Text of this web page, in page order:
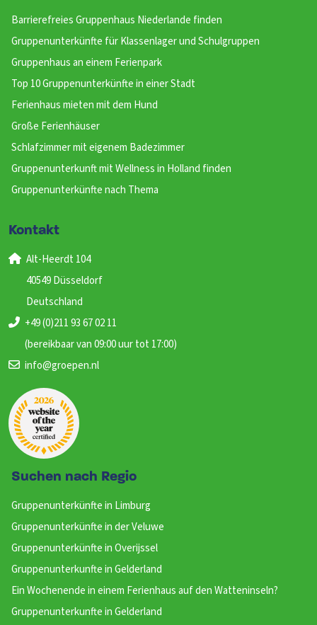
Barrierefreies Gruppenhaus Niederlande finden
Gruppenunterkünfte für Klassenlager und Schulgruppen
Gruppenhaus an einem Ferienpark
Top 10 Gruppenunterkünfte in einer Stadt
Ferienhaus mieten mit dem Hund
Große Ferienhäuser
Schlafzimmer mit eigenem Badezimmer
Gruppenunterkunft mit Wellness in Holland finden
Gruppenunterkünfte nach Thema
Kontakt
Alt-Heerdt 104
40549 Düsseldorf
Deutschland
+49 (0)211 93 67 02 11
(bereikbaar van 09:00 uur tot 17:00)
info@groepen.nl
Suchen nach Regio
Gruppenunterkünfte in Limburg
Gruppenunterkünfte in der Veluwe
Gruppenunterkünfte in Overijssel
Gruppenunterkunfte in Gelderland
Ein Wochenende in einem Ferienhaus auf den Watteninseln?
Gruppenunterkunfte in Gelderland